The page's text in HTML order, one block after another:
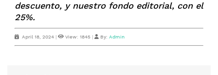
descuento, y nuestro fondo editorial, con el
25%.
April 18, 2024 | View: 1845 | By: Admin